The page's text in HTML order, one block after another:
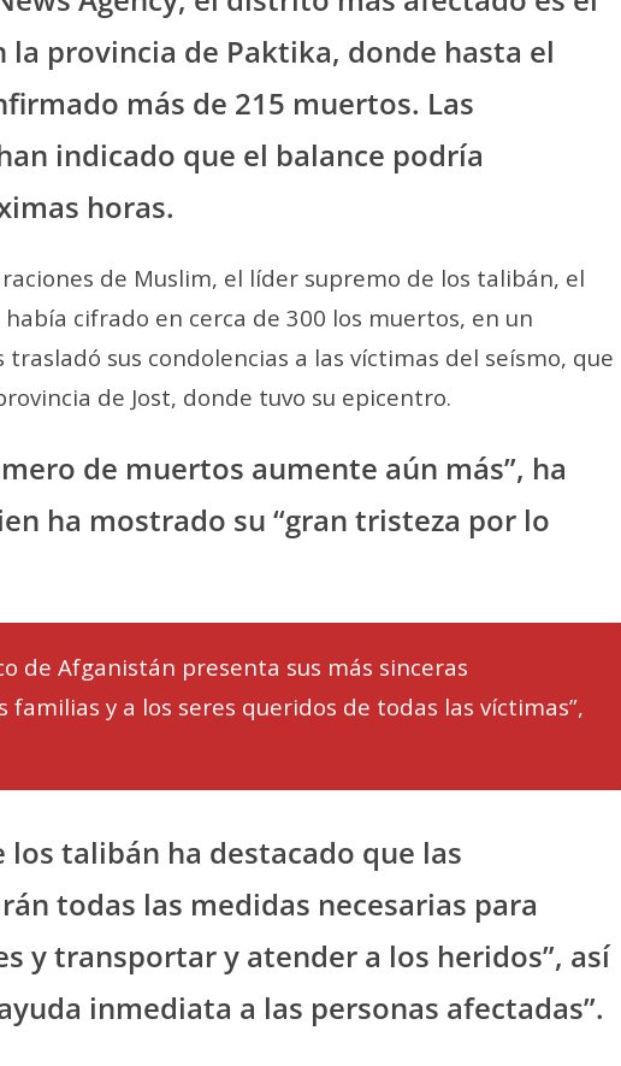
la provincia de Paktika, donde hasta el
más de 215 muertos. Las
indicado que el balance podría
horas.
de Muslim, el líder supremo de los talibán, el
cifrado en cerca de 300 los muertos, en un
sus condolencias a las víctimas del seísmo, que
de Jost, donde tuvo su epicentro.
de muertos aumente aún más”, ha
ha mostrado su “gran tristeza por lo
de Afganistán presenta sus más sinceras
familias y a los seres queridos de todas las víctimas”,
talibán ha destacado que las
todas las medidas necesarias para
y transportar y atender a los heridos”, así
inmediata a las personas afectadas”.